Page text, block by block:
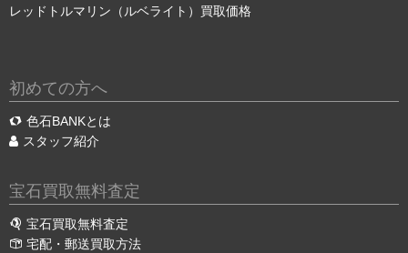
レッドトルマリン（ルベライト）買取価格
初めての方へ
色石BANKとは
スタッフ紹介
宝石買取無料査定
宝石買取無料査定
宅配・郵送買取方法